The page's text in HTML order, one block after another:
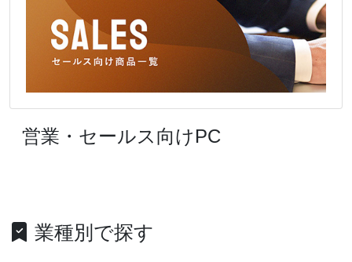
営業・セールス向けPC
業種別で探す